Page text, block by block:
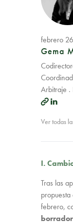
febrero
Gema
Arbitraje .
Ver todas
I.
Tras las
febrero,
borrador